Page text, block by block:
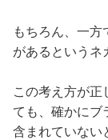
もちろん、一
があるというネ
この考え方が正
ても、確かにブ
含まれていない